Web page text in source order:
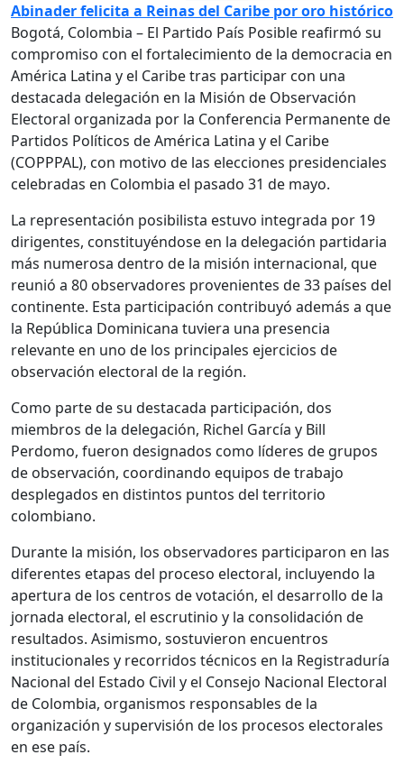
Abinader felicita a Reinas del Caribe por oro histórico
Bogotá, Colombia – El Partido País Posible reafirmó su
compromiso con el fortalecimiento de la democracia en
América Latina y el Caribe tras participar con una
destacada delegación en la Misión de Observación
Electoral organizada por la Conferencia Permanente de
Partidos Políticos de América Latina y el Caribe
(COPPPAL), con motivo de las elecciones presidenciales
celebradas en Colombia el pasado 31 de mayo.
La representación posibilista estuvo integrada por 19
dirigentes, constituyéndose en la delegación partidaria
más numerosa dentro de la misión internacional, que
reunió a 80 observadores provenientes de 33 países del
continente. Esta participación contribuyó además a que
la República Dominicana tuviera una presencia
relevante en uno de los principales ejercicios de
observación electoral de la región.
Como parte de su destacada participación, dos
miembros de la delegación, Richel García y Bill
Perdomo, fueron designados como líderes de grupos
de observación, coordinando equipos de trabajo
desplegados en distintos puntos del territorio
colombiano.
Durante la misión, los observadores participaron en las
diferentes etapas del proceso electoral, incluyendo la
apertura de los centros de votación, el desarrollo de la
jornada electoral, el escrutinio y la consolidación de
resultados. Asimismo, sostuvieron encuentros
institucionales y recorridos técnicos en la Registraduría
Nacional del Estado Civil y el Consejo Nacional Electoral
de Colombia, organismos responsables de la
organización y supervisión de los procesos electorales
en ese país.